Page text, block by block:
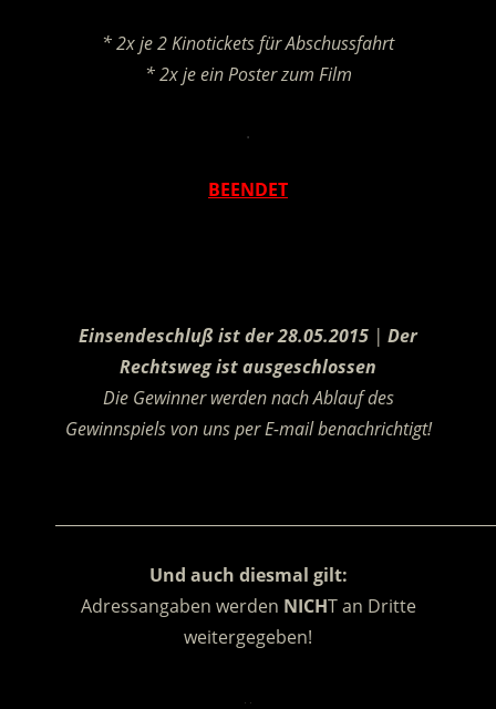
* 2x je 2 Kinotickets für Abschussfahrt
* 2x je ein Poster zum Film
.
BEENDET
Einsendeschluß ist der 28.05.2015 | Der
Rechtsweg ist ausgeschlossen
Die Gewinner werden nach Ablauf des
Gewinnspiels von uns per E-mail benachrichtigt!
Und auch diesmal gilt:
Adressangaben werden NICHT an Dritte
weitergegeben!